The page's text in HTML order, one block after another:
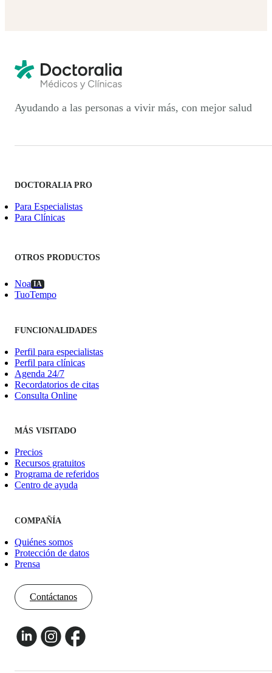
Ayudando a las personas a vivir más, con mejor salud
DOCTORALIA PRO
Para Especialistas
Para Clínicas
OTROS PRODUCTOS
Noa IA
TuoTempo
FUNCIONALIDADES
Perfil para especialistas
Perfil para clínicas
Agenda 24/7
Recordatorios de citas
Consulta Online
MÁS VISITADO
Precios
Recursos gratuitos
Programa de referidos
Centro de ayuda
COMPAÑÍA
Quiénes somos
Protección de datos
Prensa
Contáctanos